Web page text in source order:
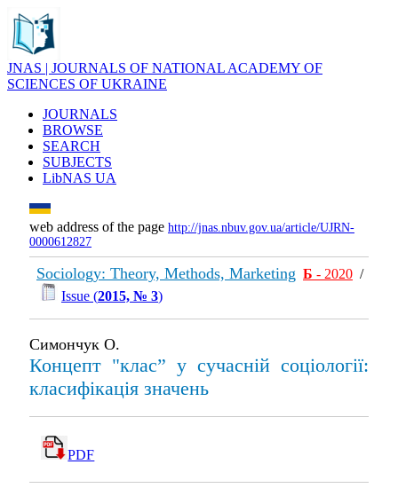
JNAS | JOURNALS OF NATIONAL ACADEMY OF
SCIENCES OF UKRAINE
JOURNALS
BROWSE
SEARCH
SUBJECTS
LibNAS UA
web address of the page http://jnas.nbuv.gov.ua/article/UJRN-
0000612827
Sociology: Theory, Methods, Marketing Б - 2020 /
Issue (2015, № 3)
Симончук О.
Концепт "клас” у сучасній соціології:
класифікація значень
PDF